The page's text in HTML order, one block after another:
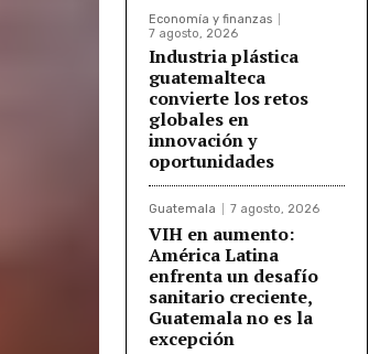
Economía y finanzas
7 agosto, 2026
Industria plástica
guatemalteca
convierte los retos
globales en
innovación y
oportunidades
Guatemala 7 agosto, 2026
VIH en aumento:
América Latina
enfrenta un desafío
sanitario creciente,
Guatemala no es la
excepción